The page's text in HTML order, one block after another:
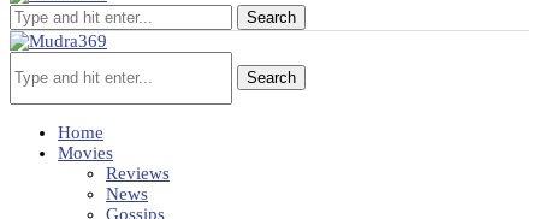
Search
Search
Home
Movies
Reviews
News
Gossips